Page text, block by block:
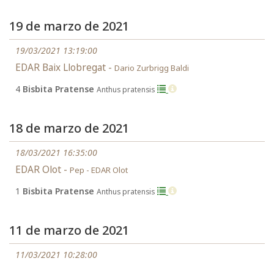
19 de marzo de 2021
19/03/2021 13:19:00
EDAR Baix Llobregat - Dario Zurbrigg Baldi
4 Bisbita Pratense Anthus pratensis
18 de marzo de 2021
18/03/2021 16:35:00
EDAR Olot - Pep - EDAR Olot
1 Bisbita Pratense Anthus pratensis
11 de marzo de 2021
11/03/2021 10:28:00